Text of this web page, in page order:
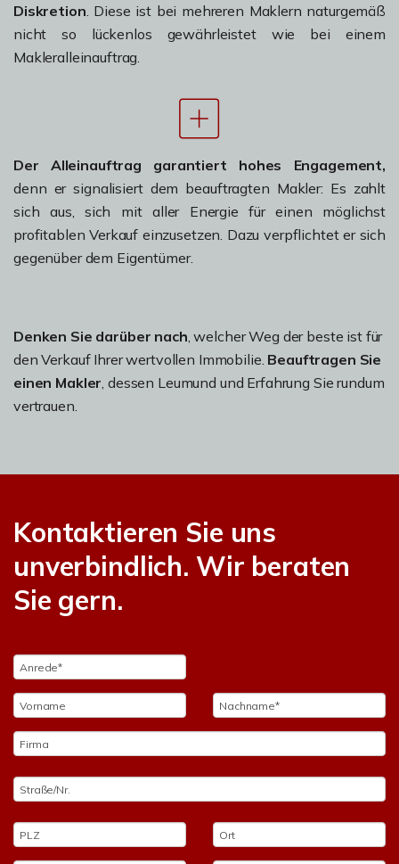
Diskretion. Diese ist bei mehreren Maklern naturgemäß
nicht so lückenlos gewährleistet wie bei einem
Makleralleinauftrag.
Der Alleinauftrag garantiert hohes Engagement,
denn er signalisiert dem beauftragten Makler: Es zahlt
sich aus, sich mit aller Energie für einen möglichst
profitablen Verkauf einzusetzen. Dazu verpflichtet er sich
gegenüber dem Eigentümer.
Denken Sie darüber nach, welcher Weg der beste ist für
den Verkauf Ihrer wertvollen Immobilie. Beauftragen Sie
einen Makler, dessen Leumund und Erfahrung Sie rundum
vertrauen.
Kontaktieren Sie uns
unverbindlich. Wir beraten
Sie gern.